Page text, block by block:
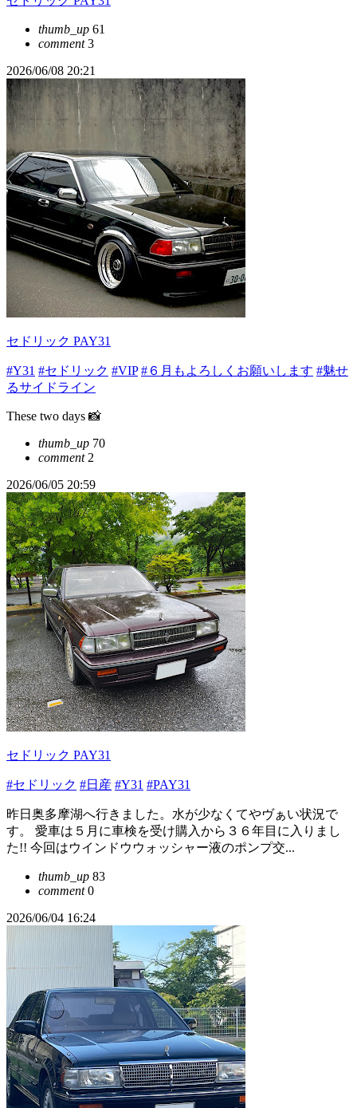
thumb_up 61
comment3
2026/06/08 20:21
セドリック PAY31
#Y31 #セドリック #VIP #６月もよろしくお願いします #魅せ
るサイドライン
These two days 📸
thumb_up 70
comment2
2026/06/05 20:59
セドリック PAY31
#セドリック #日産 #Y31 #PAY31
昨日奥多摩湖へ行きました。水が少なくてやヴぁい状況で
す。 愛車は５月に車検を受け購入から３６年目に入りまし
た!! 今回はウインドウウォッシャー液のポンプ交...
thumb_up 83
comment0
2026/06/04 16:24